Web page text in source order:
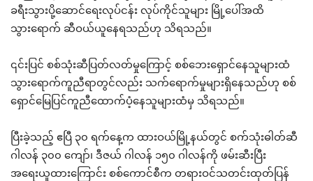
ခရီးသွားပို့ဆောင်ရေးလုပ်ငန်း လုပ်ကိုင်သူများ မြို့ပေါ်အထိ
သွားရောက် ဆီဝယ်ယူနေရသည်ဟု သိရသည်။
၎င်းပြင် စစ်သုံးဆီပြတ်လတ်မှုကြောင့် စစ်ဘေးရှောင်နေသူများထံ
သွားရောက်ကူညီရာတွင်လည်း သက်ရောက်မှုများရှိနေသည်ဟု စစ်
ရှောင်မြေပြင်ကူညီထောက်ပံ့နေသူများထံမှ သိရသည်။
ပြီးခဲ့သည့် ဧပြီ ၃၀ ရက်နေ့က ထားဝယ်မြို့နယ်တွင် စက်သုံးဓါတ်ဆီ
ဂါလန် ၃၀၀ ကျော်၊ ဒီဇယ် ဂါလန် ၁၅၀ ဂါလန်ကို ဖမ်းဆီးပြီး
အရေးယူထားကြောင်း စစ်ကောင်စီက တရားဝင်သတင်းထုတ်ပြန်